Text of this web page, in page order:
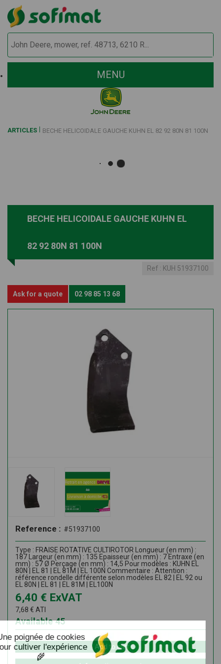
MENU
ARTICLES BECHE HELICOIDALE GAUCHE KUHN EL 82 92 80N 81 100N
BECHE HELICOIDALE GAUCHE KUHN EL
82 92 80N 81 100N
Ref : KUH 51937100
Ask for a quote 02 98 85 13 68
Reference : #51937100
Type : FRAISE ROTATIVE CULTIROTOR Longueur (en mm) :
187 Largeur (en mm) : 135 Epaisseur (en mm) : 7 Entraxe (en
mm) : 57 Ø Perçage (en mm) : 14,5 Pour modèles : KUHN EL
80N | EL 81 | EL 81M | EL 100N Commentaire : Attention :
référence rondelle différente selon modèles EL 82 | EL 92 ou
EL 80N | EL 81 | EL 81M | EL100N
6,40 € ExVAT
7,68 € ATI
45
Available
Add to cart